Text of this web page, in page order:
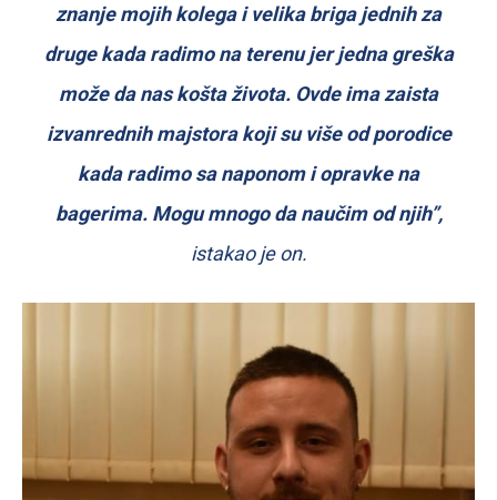
znanje mojih kolega i velika briga jednih za
druge kada radimo na terenu jer jedna greška
može da nas košta života. Ovde ima zaista
izvanrednih majstora koji su više od porodice
kada radimo sa naponom i opravke na
bagerima. Mogu mnogo da naučim od njih”,
istakao je on.